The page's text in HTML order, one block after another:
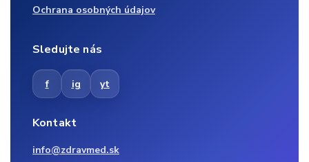
Ochrana osobných údajov
Sledujte nás
f ig yt
Kontakt
info@zdravmed.sk